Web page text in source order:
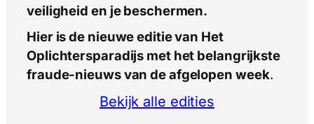
veiligheid en je beschermen.
Hier is de nieuwe editie van Het
Oplichtersparadijs met het belangrijkste
fraude-nieuws van de afgelopen week.
Bekijk alle edities